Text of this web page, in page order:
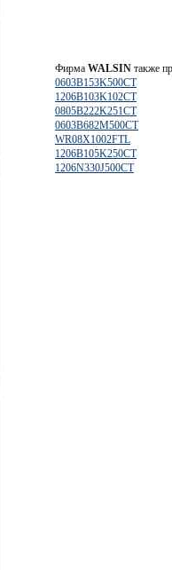
Фирма WALSIN также
0603B153K500CT
1206B103K102CT
0805B222K251CT
0603B682M500CT
WR08X1002FTL
1206B105K250CT
1206N330J500CT